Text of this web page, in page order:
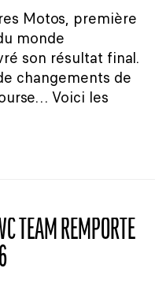
Motos, première
monde
son résultat final.
changements de
Voici les
TEAM REMPORTE